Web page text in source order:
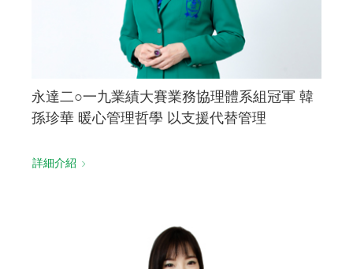
永達二○一九業績大賽業務協理體系組冠軍 韓
孫珍華 暖心管理哲學 以支援代替管理
詳細介紹